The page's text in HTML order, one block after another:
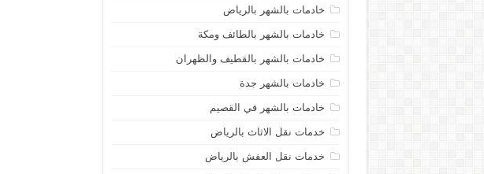
خادمات بالشهر بالرياض
خادمات بالشهر بالطائف ومكة
خادمات بالشهر بالقطيف والظهران
خادمات بالشهر جدة
خادمات بالشهر في القصيم
خدمات نقل الاثاث بالرياض
خدمات نقل العفش بالرياض